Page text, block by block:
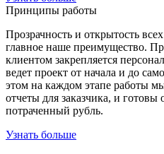
Принципы работы
Прозрачность и открытость
главное наше преимущество.
клиентом закрепляется
ведет проект от начала и до
этом на каждом этапе работы
отчеты для заказчика, и готовы
потраченный рубль.
Узнать больше